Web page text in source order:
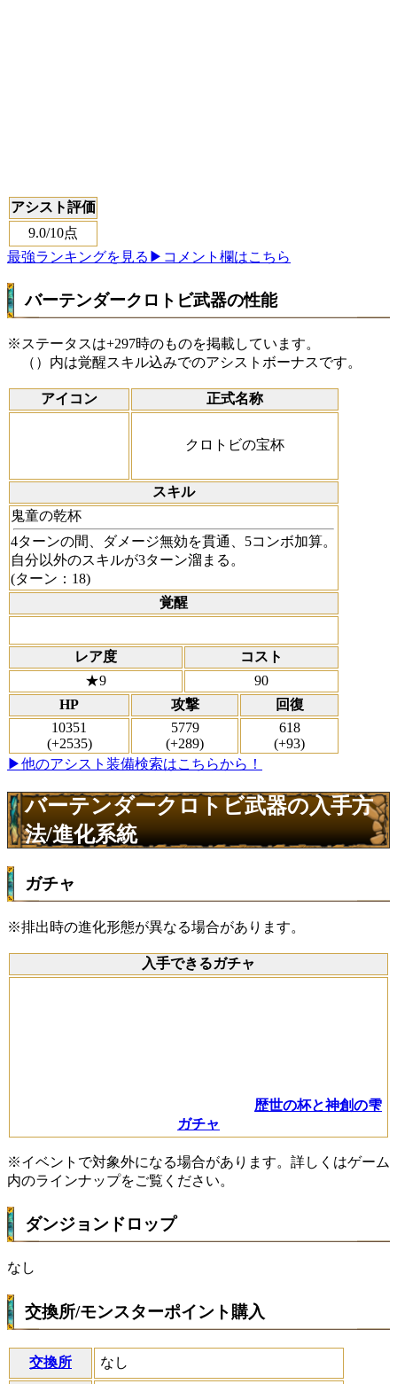
アシスト評価
9.0/10点
最強ランキングを見る ▶コメント欄はこちら
バーテンダークロトビ武器の性能
※ステータスは+297時のものを掲載しています。
（）内は覚醒スキル込みでのアシストボーナスです。
アイコン 正式名称
クロトビの宝杯
スキル
鬼童の乾杯
4ターンの間、ダメージ無効を貫通、5コンボ加算。
自分以外のスキルが3ターン溜まる。
(ターン：18)
覚醒
レア度
コスト
★9
90
HP
攻撃
回復
10351
(+2535)
5779
(+289)
618
(+93)
▶他のアシスト装備検索はこちらから！
バーテンダークロトビ武器の入手方
法/進化系統
ガチャ
※排出時の進化形態が異なる場合があります。
入手できるガチャ
歴世の杯と神創の雫
ガチャ
※イベントで対象外になる場合があります。詳しくはゲーム
内のラインナップをご覧ください。
ダンジョンドロップ
なし
交換所/モンスターポイント購入
交換所 なし